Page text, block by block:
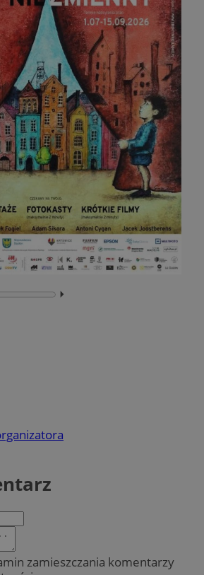
⏵︎
zamieszczania komentarzy